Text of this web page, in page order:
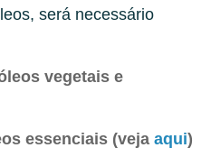
será necessário
vegetais e
essenciais (veja aqui)